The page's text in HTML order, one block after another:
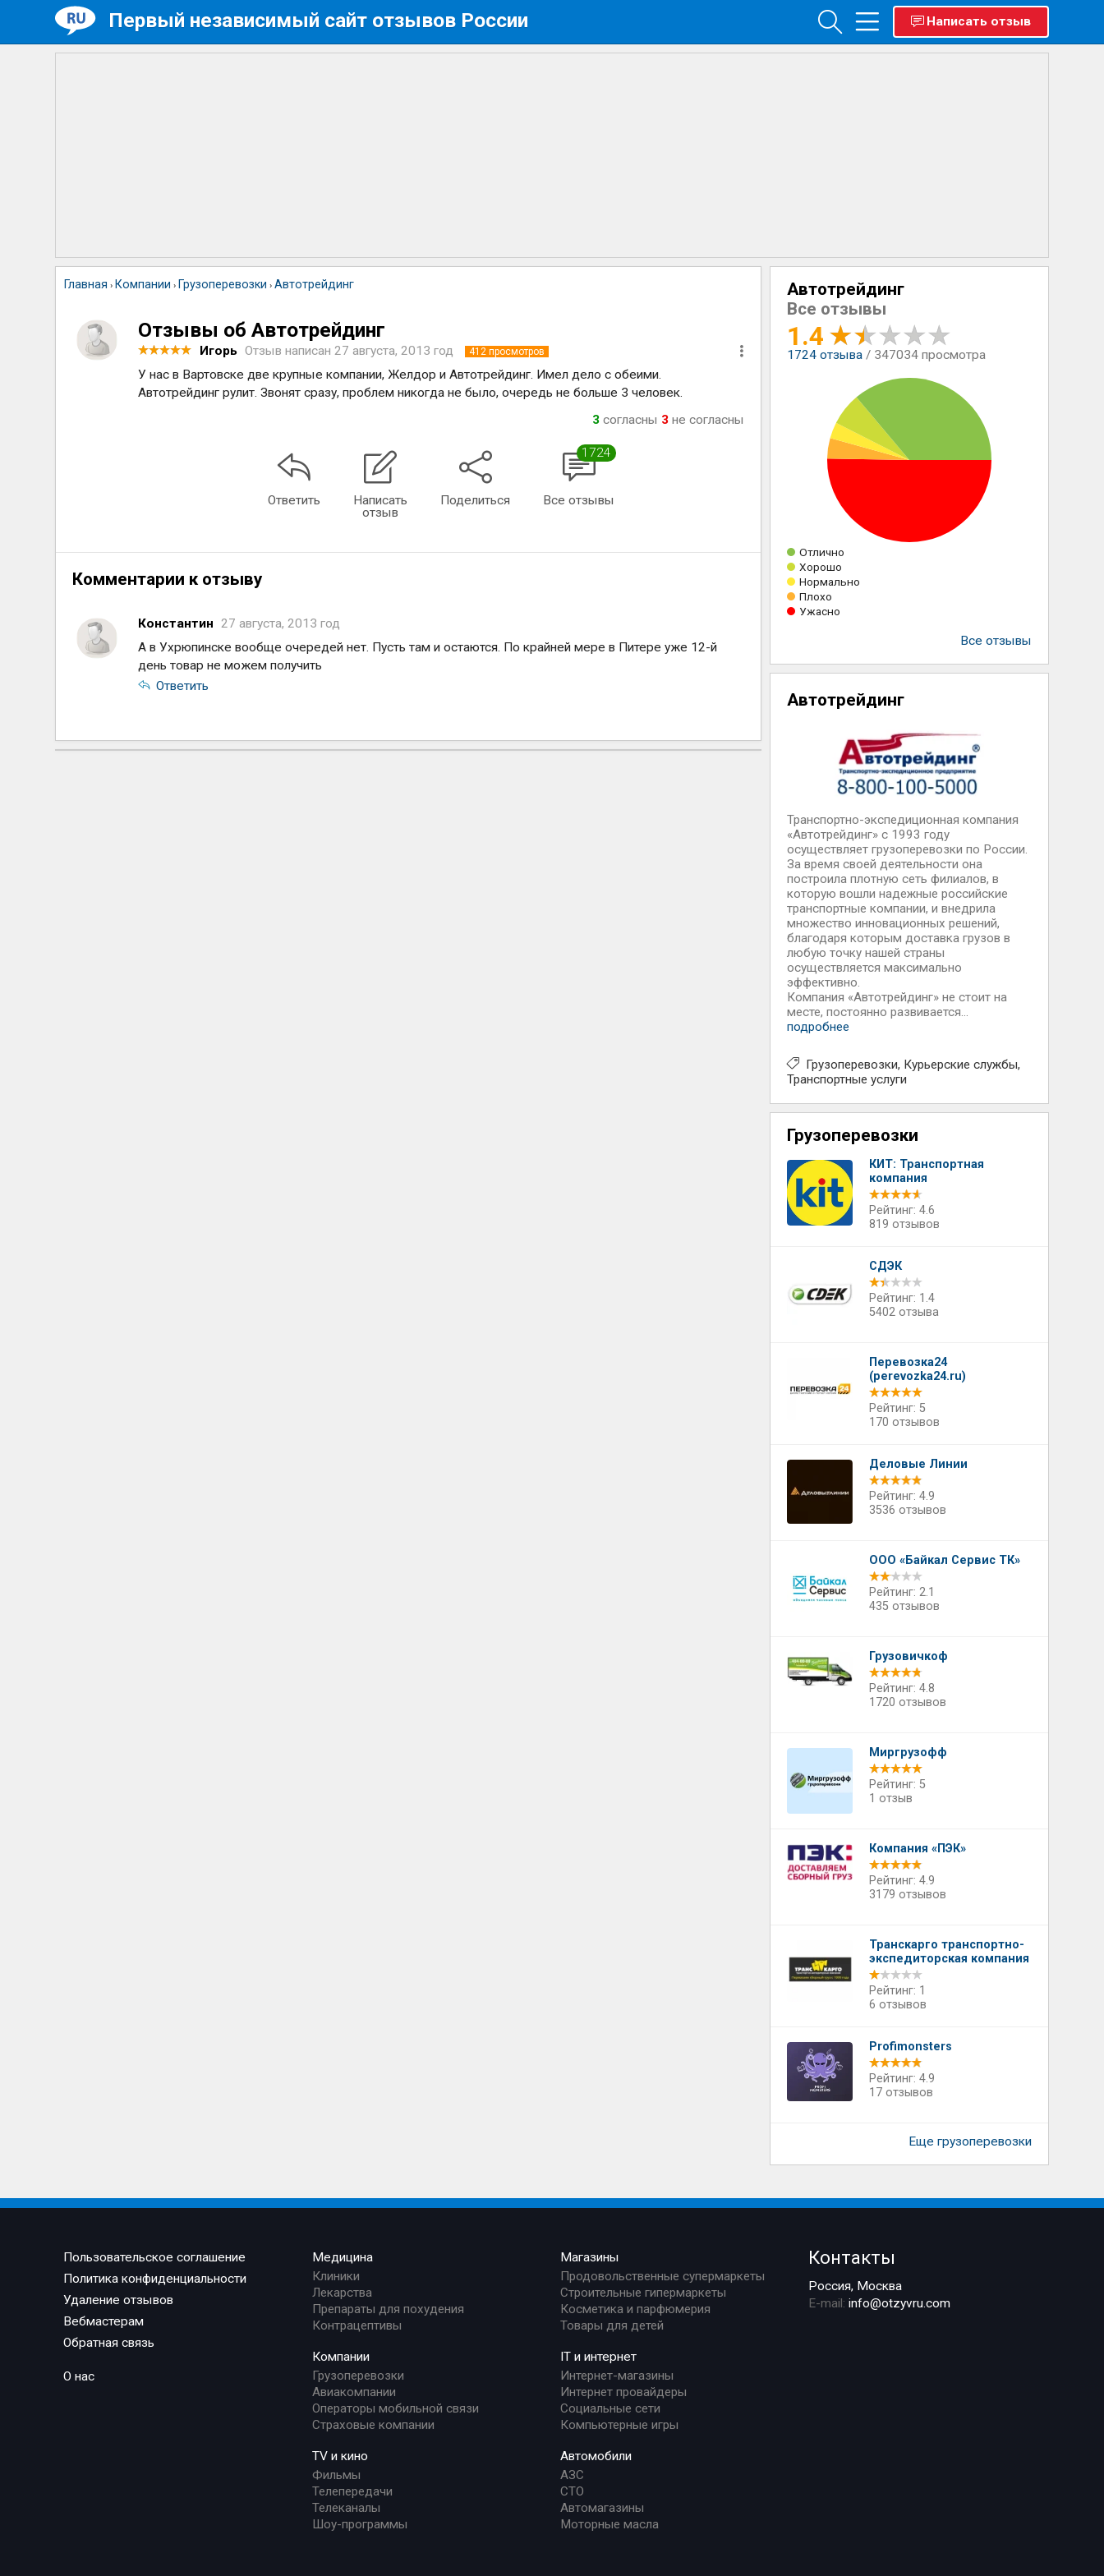
Первый независимый сайт отзывов России Написать отзыв
Главная › Компании › Грузоперевозки ›Автотрейдинг
Отзывы об Автотрейдинг
Игорь Отзыв написан27 августа, 2013 год 412 просмотров
У нас в Вартовске две крупные компании, Желдор и Автотрейдинг. Имел дело с обеими.
Автотрейдинг рулит. Звонят сразу, проблем никогда не было, очередь не больше 3 человек.
3согласны 3не согласны
Ответить
Написать
отзыв
Поделиться
1724
Все отзывы
Комментарии к отзыву
Константин 27 августа, 2013 год
А в Ухрюпинске вообще очередей нет. Пусть там и остаются. По крайней мере в Питере уже 12-й
день товар не можем получить
Ответить
Автотрейдинг
Все отзывы
1.4
1724отзыва / 347034 просмотра
Отлично
Хорошо
Нормально
Плохо
Ужасно
Все отзывы
Автотрейдинг
Транспортно-экспедиционная компания
«Автотрейдинг» с 1993 году
осуществляет грузоперевозки по России.
За время своей деятельности она
построила плотную сеть филиалов, в
которую вошли надежные российские
транспортные компании, и внедрила
множество инновационных решений,
благодаря которым доставка грузов в
любую точку нашей страны
осуществляется максимально
эффективно.
Компания «Автотрейдинг» не стоит на
месте, постоянно развивается...
подробнее
Грузоперевозки Курьерские службы
Транспортные услуги
Грузоперевозки
КИТ: Транспортная
компания
Рейтинг: 4.6
819 отзывов
СДЭК
Рейтинг: 1.4
5402 отзыва
Перевозка24
(perevozka24.ru)
Рейтинг: 5
170 отзывов
Деловые Линии
Рейтинг: 4.9
3536 отзывов
ООО «Байкал Сервис ТК»
Рейтинг: 2.1
435 отзывов
Грузовичкоф
Рейтинг: 4.8
1720 отзывов
Миргрузофф
Рейтинг: 5
1 отзыв
Компания «ПЭК»
Рейтинг: 4.9
3179 отзывов
Транскарго транспортно-
экспедиторская компания
Рейтинг: 1
6 отзывов
Profimonsters
Рейтинг: 4.9
17 отзывов
Еще грузоперевозки
Пользовательское соглашение
Политика конфиденциальности
Удаление отзывов
Вебмастерам
Обратная связь
О нас
Медицина
Клиники
Лекарства
Препараты для похудения
Контрацептивы
Компании
Грузоперевозки
Авиакомпании
Операторы мобильной связи
Страховые компании
TV и кино
Фильмы
Телепередачи
Телеканалы
Шоу-программы
Магазины
Продовольственные супермаркеты
Строительные гипермаркеты
Косметика и парфюмерия
Товары для детей
IT и интернет
Интернет-магазины
Интернет провайдеры
Социальные сети
Компьютерные игры
Автомобили
АЗС
СТО
Автомагазины
Моторные масла
Контакты
Россия, Москва
E-mail:info@otzyvru.com